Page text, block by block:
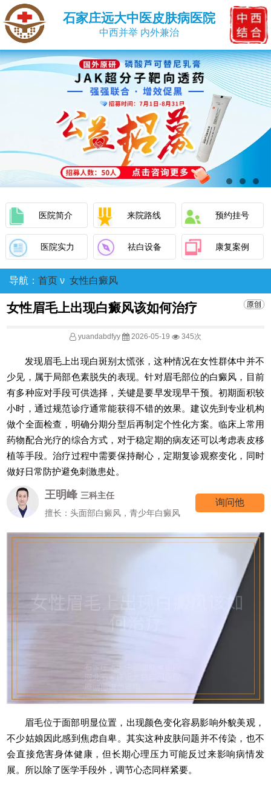
石家庄远大中医皮肤病医院
中西并举 内外兼治
医院简介 来院路线 预约挂号
医院实力 祛白设备 康复案例
导航： 首页 ν 女性白癜风
女性眉毛上出现白癜风该如何治疗
yuandabdfyy 2026-05-19 345次
发现眉毛上出现白斑别太慌张，这种情况在女性群体中并不
少见，属于局部色素脱失的表现。针对眉毛部位的白癜风，目前
有多种应对手段可供选择，关键是要早发现早干预。初期面积较
小时，通过规范诊疗通常能获得不错的效果。建议先到专业机构
做个全面检查，明确分期分型后再制定个性化方案。临床上常用
药物配合光疗的综合方式，对于稳定期的病友还可以考虑表皮移
植等手段。治疗过程中需要保持耐心，定期复诊观察变化，同时
做好日常防护避免刺激患处。
王明峰 三科主任
擅长：头面部白癜风，青少年白癜风
询问他
眉毛位于面部明显位置，出现颜色变化容易影响外貌美观，
不少姑娘因此感到焦虑自卑。其实这种皮肤问题并不传染，也不
会直接危害身体健康，但长期心理压力可能反过来影响病情发
展。所以除了医学手段外，调节心态同样紧要。